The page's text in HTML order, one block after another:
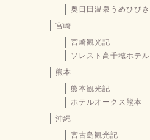
奥日田温泉うめひびき
宮崎
宮崎観光記
ソレスト高千穂ホテル
熊本
熊本観光記
ホテルオークス熊本
沖縄
宮古島観光記